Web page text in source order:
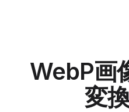
WebP画
変